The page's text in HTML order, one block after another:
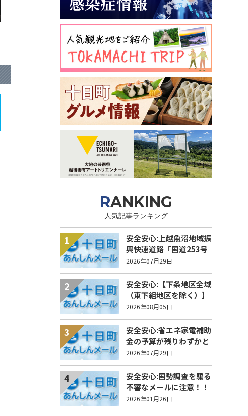
RANKING
人気記事ランキング
1
安全安心:上越魚沼地域振
興快速道路「国道253号
八箇峠道路」の通行規制
について
2026年07月29日
2
安全安心:【下条地区全域
（東下組地区を除く）】
洗管作業に伴う水道の濁
りの発生について
2026年08月05日
3
安全安心:省エネ家電補助
金の予算が残りわずかと
なりました
2026年07月29日
4
安全安心:国勢調査を騙る
不審なメールに注意！！
2026年01月26日